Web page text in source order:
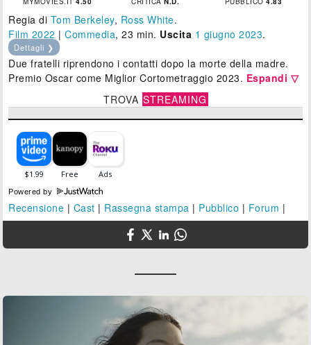
Regia di Tom Berkeley, Ross White.
Film 2022 |Commedia, 23 min. Uscita 1 giugno 2023.
Dettagli ❯
Due fratelli riprendono i contatti dopo la morte della madre.
Premio Oscar come Miglior Cortometraggio 2023. Espandi ▽
TROVA STREAMING
Powered by
Recensione | Cast | Rassegna stampa | Pubblico | Forum |